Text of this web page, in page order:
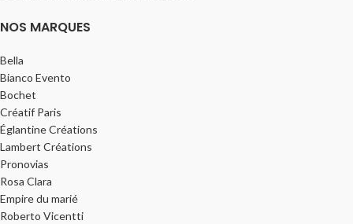
NOS MARQUES
Bella
Bianco Evento
Bochet
Créatif Paris
Églantine Créations
Lambert Créations
Pronovias
Rosa Clara
Empire du marié
Roberto Vicentti